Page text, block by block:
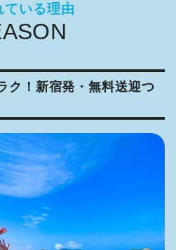
ている理由
ク！新宿発・無料送迎つ